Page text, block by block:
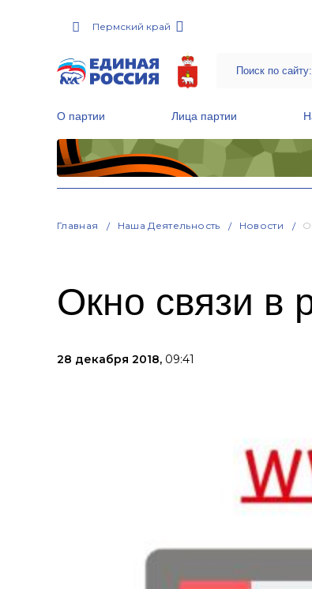
Пермский край
О партии Лица партии
Главная Наша Деятельность Новости
Окно связи в
28 декабря 2018, 09:41